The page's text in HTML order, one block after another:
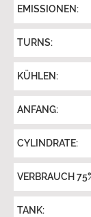
EMISSIONEN:
TURNS:
KÜHLEN:
ANFANG:
CYLINDRATE:
VERBRAUCH
TANK: